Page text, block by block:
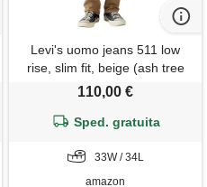
Levi's uomo jeans 511 low
rise, slim fit, beige (ash tree
brown gd), w33/l34
110,00 €
Sped. gratuita
33W / 34L
amazon